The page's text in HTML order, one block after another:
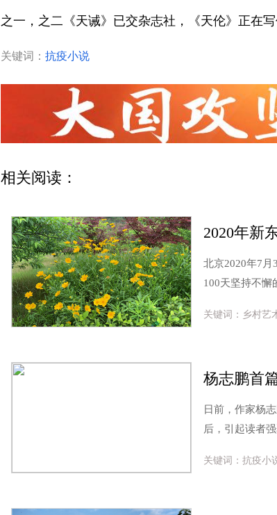
之一，之二《天诫》已交杂志社，《天伦》正在写
关键词： 抗疫小说
相关阅读：
北京2020年7月
100天坚持不懈
关键词：乡村艺
杨志鹏首
日前，作家杨
后，引起读者
关键词：抗疫小